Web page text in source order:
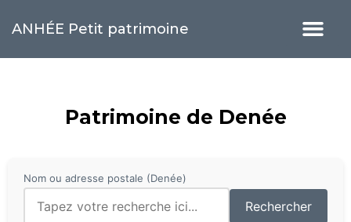
ANHÉE Petit patrimoine
Patrimoine de Denée
Nom ou adresse postale (Denée)
Rechercher